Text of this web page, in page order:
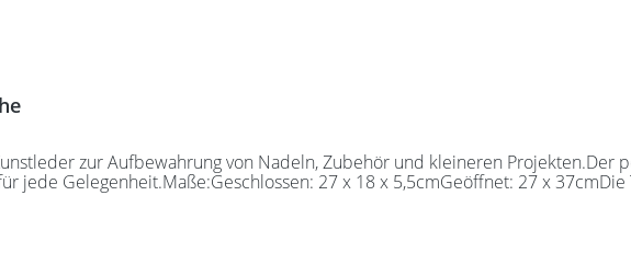
zur Aufbewahrung von Nadeln, Zubehör und kleineren
jede Gelegenheit.Maße:Geschlossen: 27 x 18 x 5,5cmGeöffnet: 27 x